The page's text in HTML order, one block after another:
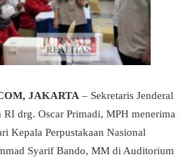
JAKARTA – Sekretaris Jenderal
RI drg. Oscar Primadi, MPH menerima
Kepala Perpustakaan Nasional
Syarif Bando, MM di Auditorium